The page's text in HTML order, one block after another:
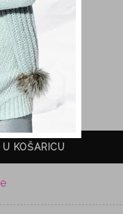
38
KOŠARICU